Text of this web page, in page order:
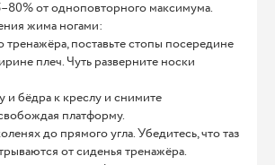
от одноповторного максимума.
жима ногами:
тренажёра, поставьте стопы посередине
плеч. Чуть разверните носки
бёдра к креслу и снимите
платформу.
до прямого угла. Убедитесь, что таз
от сиденья тренажёра.